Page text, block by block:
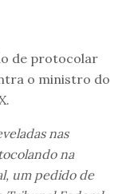
de protocolar
o ministro do
nas
na
um pedido de